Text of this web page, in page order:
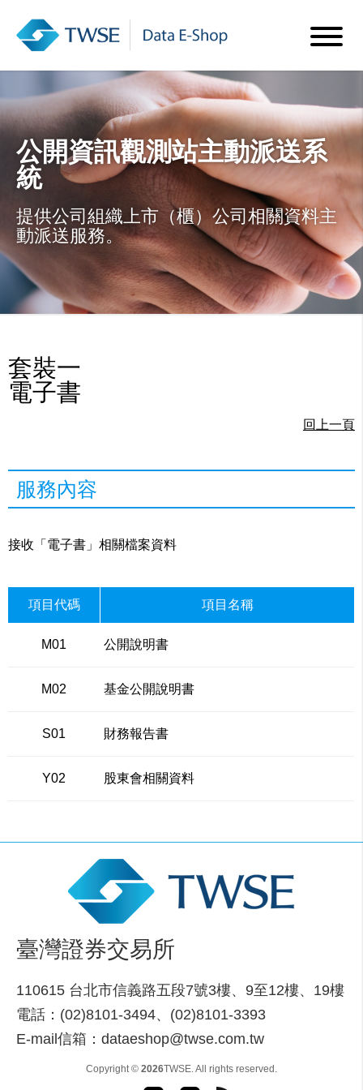
公開資訊觀測站主動派送系
統
提供公司組織上市（櫃）公司相關資料主
動派送服務。
套裝一
電子書
回上一頁
服務內容
接收「電子書」相關檔案資料
項目代碼 項目名稱
M01 公開說明書
M02 基金公開說明書
S01 財務報告書
Y02 股東會相關資料
臺灣證券交易所
110615 台北市信義路五段7號3樓、9至12樓、19樓
電話：(02)8101-3494、(02)8101-3393
E-mail信箱：dataeshop@twse.com.tw
Copyright © 2026TWSE. All rights reserved.